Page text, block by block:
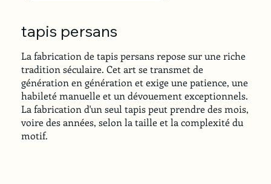
tapis persans
La fabrication de tapis persans repose sur une riche
tradition séculaire. Cet art se transmet de
génération en génération et exige une patience, une
habileté manuelle et un dévouement exceptionnels.
La fabrication d'un seul tapis peut prendre des mois,
voire des années, selon la taille et la complexité du
motif.